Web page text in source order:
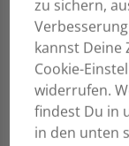
zu sichern,
kannst Deine
Cookie-
widerrufen.
findest Du in
in den unten